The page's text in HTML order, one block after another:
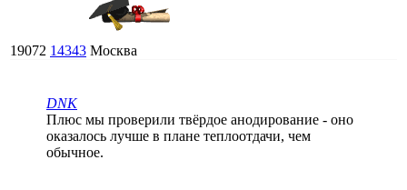
19072 14343 Москва
DNK
Плюс мы проверили твёрдое анодирование - оно
оказалось лучше в плане теплоотдачи, чем
обычное.